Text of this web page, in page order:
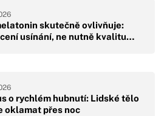
skutečně ovlivňuje:
usínání, ne nutně kvalitu…
o rychlém hubnutí: Lidské tělo
oklamat přes noc